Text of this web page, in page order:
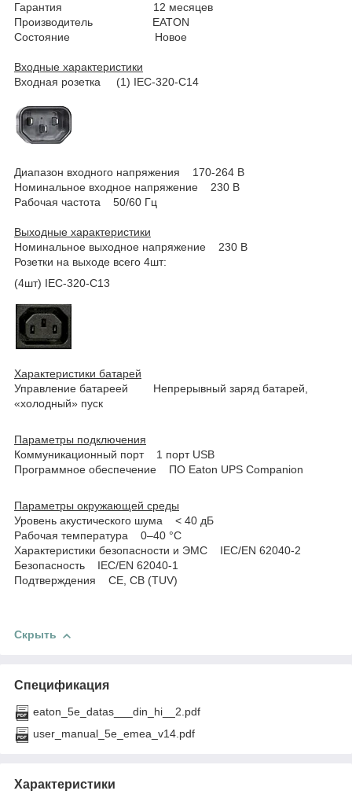
Гарантия 12 месяцев
Производитель EATON
Состояние Новое
Входные характеристики
Входная розетка (1) IEC-320-C14
Диапазон входного напряжения 170-264 В
Номинальное входное напряжение 230 В
Рабочая частота 50/60 Гц
Выходные характеристики
Номинальное выходное напряжение 230 В
Розетки на выходе всего 4шт:
(4шт) IEC-320-C13
Характеристики батарей
Управление батареей Непрерывный заряд батарей,
«холодный» пуск
Параметры подключения
Коммуникационный порт 1 порт USB
Программное обеспечение ПО Eaton UPS Companion
Параметры окружающей среды
Уровень акустического шума < 40 дБ
Рабочая температура 0–40 °С
Характеристики безопасности и ЭМС IEC/EN 62040-2
Безопасность IEC/EN 62040-1
Подтверждения СЕ, СВ (TUV)
Скрыть
Спецификация
eaton_5e_datas___din_hi__2.pdf
user_manual_5e_emea_v14.pdf
Характеристики